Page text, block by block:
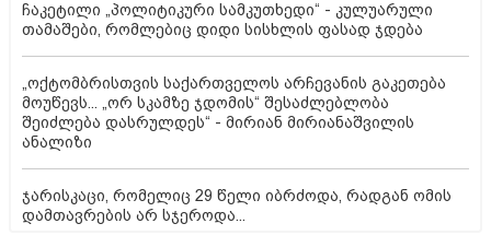
ჩაკეტილი „პოლიტიკური სამკუთხედი“ - კულუარული
თამაშები, რომლებიც დიდი სისხლის ფასად ჯდება
„ოქტომბრისთვის საქართველოს არჩევანის გაკეთება
მოუწევს... „ორ სკამზე ჯდომის“ შესაძლებლობა
შეიძლება დასრულდეს“ - მირიან მირიანაშვილის
ანალიზი
ჯარისკაცი, რომელიც 29 წელი იბრძოდა, რადგან ომის
დამთავრების არ სჯეროდა...